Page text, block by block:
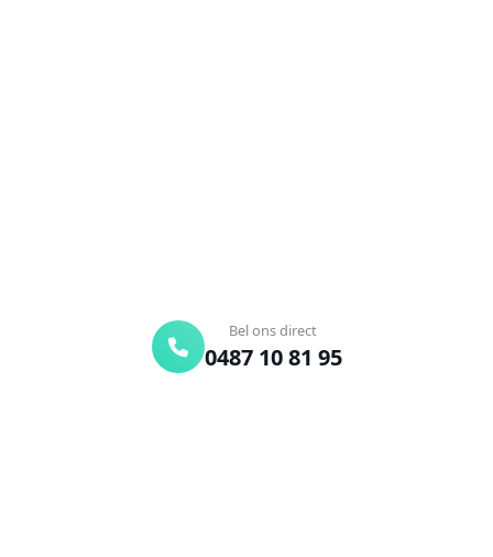
Bel ons direct
0487 10 81 95